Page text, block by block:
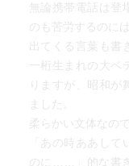
無論携帯電話は
のも苦労するのに
出てくる言葉も書
一桁生まれの大ベ
りますが、昭和
ました。
柔らかい文体なの
「あの時ああして
のに……」的な書